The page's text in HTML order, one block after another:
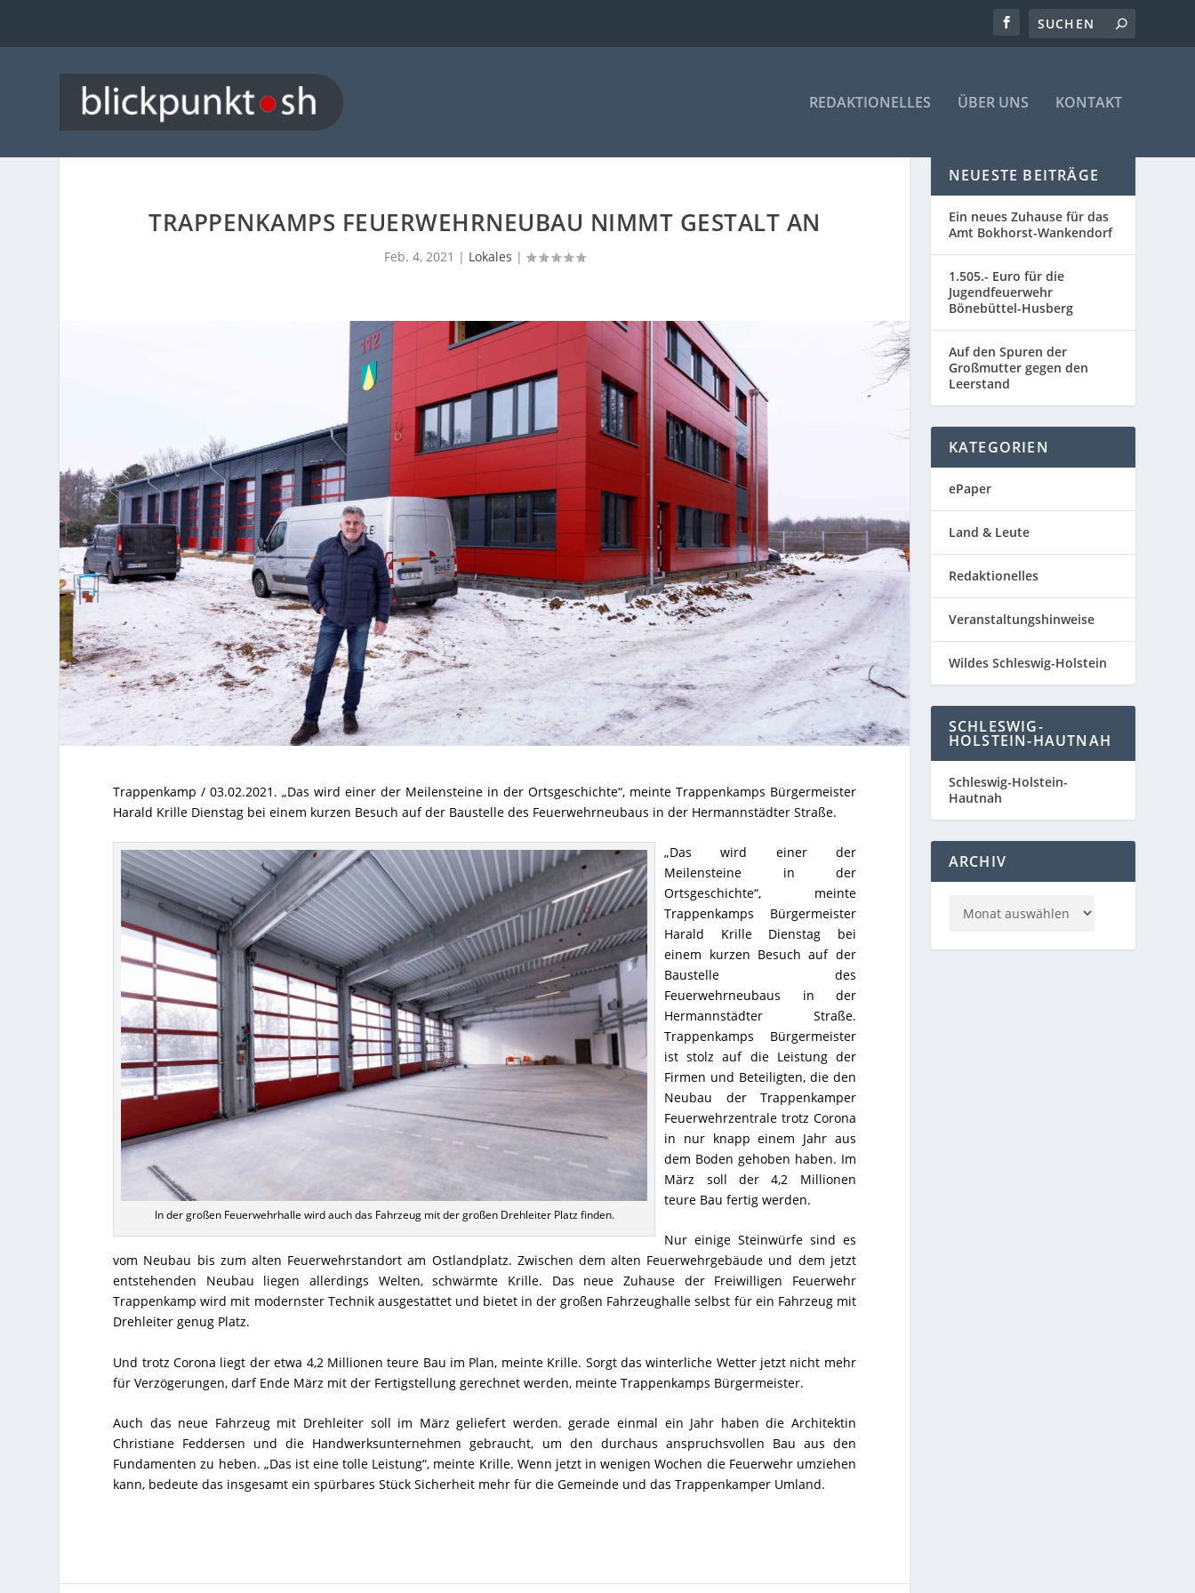
REDAKTIONELLES ÜBER UNS KONTAKT
TRAPPENKAMPS FEUERWEHRNEUBAU NIMMT GESTALT AN
Feb. 4, 2021 | Lokales |
Trappenkamp / 03.02.2021. „Das wird einer der Meilensteine in der Ortsgeschichte“, meinte Trappenkamps Bürgermeister
Harald Krille Dienstag bei einem kurzen Besuch auf der Baustelle des Feuerwehrneubaus in der Hermannstädter Straße.
In der großen Feuerwehrhalle wird auch das Fahrzeug mit der großen Drehleiter Platz finden.
„Das wird einer der
Meilensteine in der
Ortsgeschichte“, meinte
Trappenkamps Bürgermeister
Harald Krille Dienstag bei
einem kurzen Besuch auf der
Baustelle des
Feuerwehrneubaus in der
Hermannstädter Straße.
Trappenkamps Bürgermeister
ist stolz auf die Leistung der
Firmen und Beteiligten, die den
Neubau der Trappenkamper
Feuerwehrzentrale trotz Corona
in nur knapp einem Jahr aus
dem Boden gehoben haben. Im
März soll der 4,2 Millionen
teure Bau fertig werden.
Nur einige Steinwürfe sind es
vom Neubau bis zum alten Feuerwehrstandort am Ostlandplatz. Zwischen dem alten Feuerwehrgebäude und dem jetzt
entstehenden Neubau liegen allerdings Welten, schwärmte Krille. Das neue Zuhause der Freiwilligen Feuerwehr
Trappenkamp wird mit modernster Technik ausgestattet und bietet in der großen Fahrzeughalle selbst für ein Fahrzeug mit
Drehleiter genug Platz.
Und trotz Corona liegt der etwa 4,2 Millionen teure Bau im Plan, meinte Krille. Sorgt das winterliche Wetter jetzt nicht mehr
für Verzögerungen, darf Ende März mit der Fertigstellung gerechnet werden, meinte Trappenkamps Bürgermeister.
Auch das neue Fahrzeug mit Drehleiter soll im März geliefert werden. gerade einmal ein Jahr haben die Architektin
Christiane Feddersen und die Handwerksunternehmen gebraucht, um den durchaus anspruchsvollen Bau aus den
Fundamenten zu heben. „Das ist eine tolle Leistung“, meinte Krille. Wenn jetzt in wenigen Wochen die Feuerwehr umziehen
kann, bedeute das insgesamt ein spürbares Stück Sicherheit mehr für die Gemeinde und das Trappenkamper Umland.
NEUESTE BEITRÄGE
Ein neues Zuhause für das
Amt Bokhorst-Wankendorf
1.505.- Euro für die
Jugendfeuerwehr
Bönebüttel-Husberg
Auf den Spuren der
Großmutter gegen den
Leerstand
KATEGORIEN
ePaper
Land & Leute
Redaktionelles
Veranstaltungshinweise
Wildes Schleswig-Holstein
SCHLESWIG-
HOLSTEIN-HAUTNAH
Schleswig-Holstein-
Hautnah
ARCHIV